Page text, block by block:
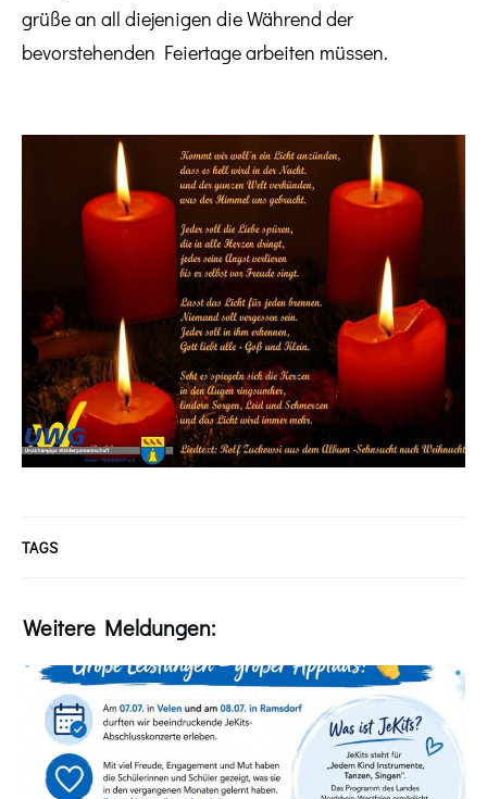
grüße an all diejenigen die Während der
bevorstehenden Feiertage arbeiten müssen.
TAGS
Weitere Meldungen: